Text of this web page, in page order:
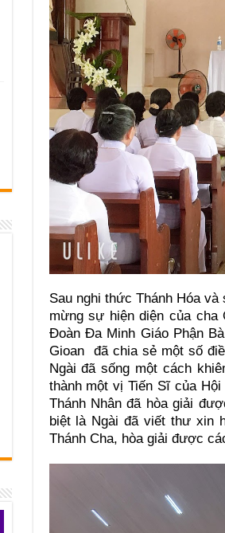
Sau nghi thức Thánh Hóa
mừng sự hiện diện của cha
Đoàn Đa Minh Giáo Phận
Gioan đã chia sẻ một số
Ngài đã sống một cách
thành một vị Tiến Sĩ của
Thánh Nhân đã hòa giải
biệt là Ngài đã viết thư xin
Thánh Cha, hòa giải được